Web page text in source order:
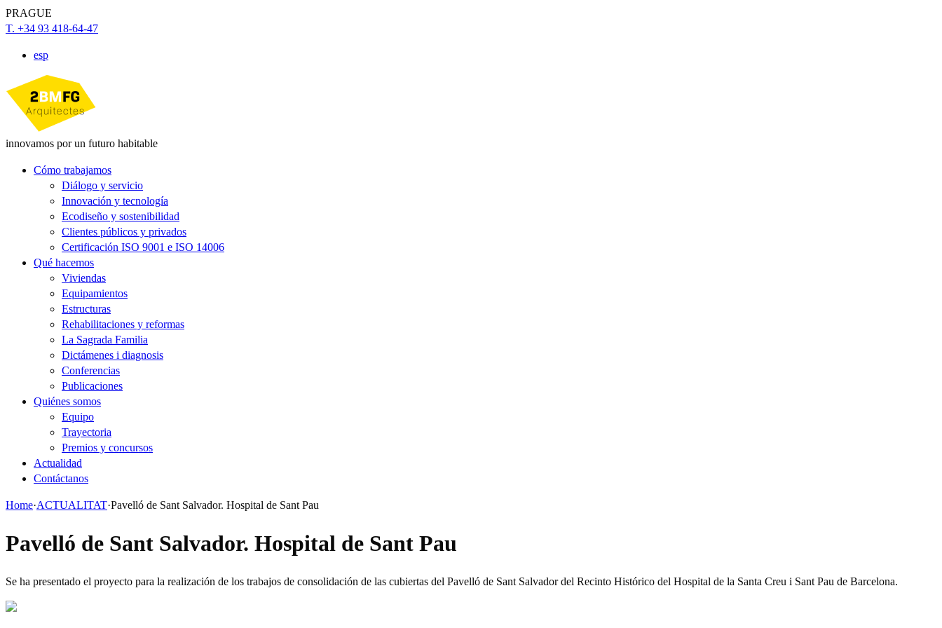
PRAGUE
T. +34 93 418-64-47
esp
innovamos por un futuro habitable
Cómo trabajamos
Diálogo y servicio
Innovación y tecnología
Ecodiseño y sostenibilidad
Clientes públicos y privados
Certificación ISO 9001 e ISO 14006
Qué hacemos
Viviendas
Equipamientos
Estructuras
Rehabilitaciones y reformas
La Sagrada Familia
Dictámenes i diagnosis
Conferencias
Publicaciones
Quiénes somos
Equipo
Trayectoria
Premios y concursos
Actualidad
Contáctanos
Home·ACTUALITAT·Pavelló de Sant Salvador. Hospital de Sant Pau
Pavelló de Sant Salvador. Hospital de Sant Pau
Se ha presentado el proyecto para la realización de los trabajos de consolidación de las cubiertas del Pavelló de Sant Salvador del Recinto Histórico del Hospital de la Santa Creu i Sant Pau de Barcelona.